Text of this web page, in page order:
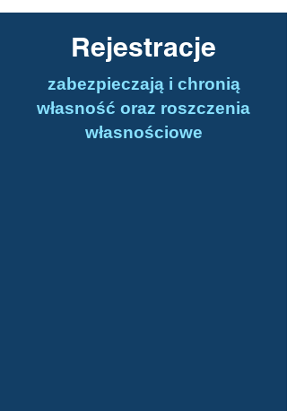
Rejestracje
zabezpieczają i chronią
własność oraz roszczenia
własnościowe